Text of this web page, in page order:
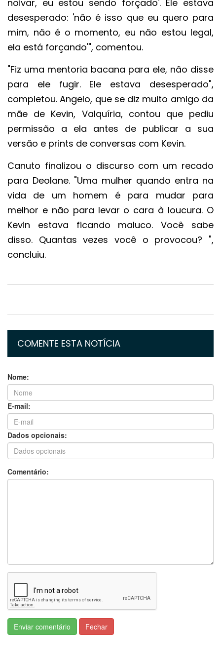
noivar, eu estou sendo forçado'. Ele estava
desesperado: 'não é isso que eu quero para
mim, não é o momento, eu não estou legal,
ela está forçando'", comentou.
"Fiz uma mentoria bacana para ele, não disse
para ele fugir. Ele estava desesperado",
completou. Angelo, que se diz muito amigo da
mãe de Kevin, Valquíria, contou que pediu
permissão a ela antes de publicar a sua
versão e prints de conversas com Kevin.
Canuto finalizou o discurso com um recado
para Deolane. "Uma mulher quando entra na
vida de um homem é para mudar para
melhor e não para levar o cara à loucura. O
Kevin estava ficando maluco. Você sabe
disso. Quantas vezes você o provocou? ",
concluiu.
COMENTE ESTA NOTÍCIA
Nome:
E-mail:
Dados opcionais:
Comentário:
Enviar comentário Fechar